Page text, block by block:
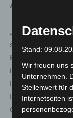
Ansprechpartner
„Die Ansprüche
sich gewandelt,
Beratung und bei
insbesondere
Lebensumstände
Lehnemann,
Gleichwohl
Stand:
Wir freuen uns
Unternehmen.
Stellenwert für
Internetseiten